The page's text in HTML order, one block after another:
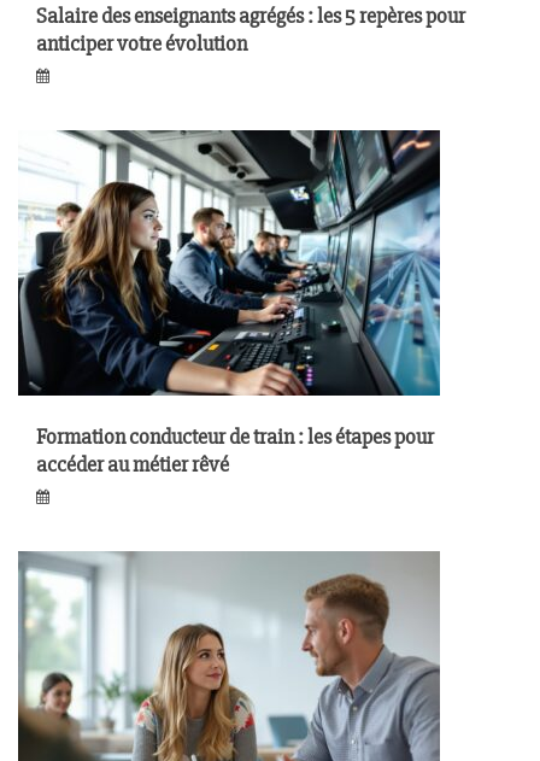
Salaire des enseignants agrégés : les 5 repères pour
anticiper votre évolution
Formation conducteur de train : les étapes pour
accéder au métier rêvé